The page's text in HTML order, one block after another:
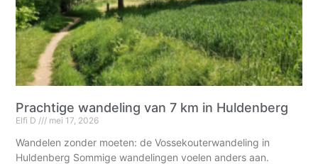
Prachtige wandeling van 7 km in Huldenberg
Elfi D mei 17, 2026
Wandelen zonder moeten: de Vossekouterwandeling in
Huldenberg Sommige wandelingen voelen anders aan.